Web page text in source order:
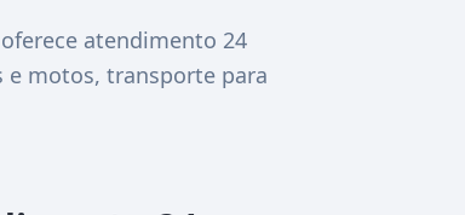
oferece atendimento 24
e motos, transporte para